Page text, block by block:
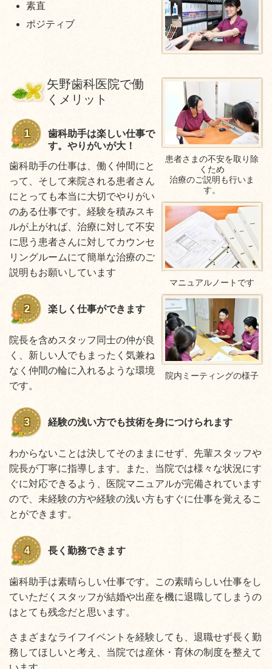
素直
ポジティブ
患者さまの不安を取り除
くため
治療のご説明も行いま
す。
マニュアルノートです
院内ミーティングの様子
矢野歯科医院で働
くメリット
1
歯科助手は楽しい仕事で
す。やりがいが大！
歯科助手の仕事は、働く仲間にと
って、そして来院される患者さん
にとっても本当に大切でやりがい
のある仕事です。経験を積みスキ
ルが上がれば、治療に対して不安
に思う患者さんに対してカウンセ
リングルームにて簡単な治療のご
説明もお願いしています
2 楽しく仕事ができます
院長を含めスタッフ同士の仲が良
く、新しい人でもまったく気兼ね
なく仲間の輪に入れるような環境
です。
3 経験の浅い方でも技術を身につけられます
わからないことは決してそのままにせず、先輩スタッフや
院長が丁寧に指導します。また、当院では様々な状況にす
ぐに対応できるよう、医院マニュアルが完備されています
ので、未経験の方や経験の浅い方もすぐに仕事を覚えるこ
とができます。
4 長く勤務できます
歯科助手は素晴らしい仕事です。この素晴らしい仕事をし
ていただくスタッフが結婚や出産を機に退職してしまうの
はとても残念だと思います。
さまざまなライフイベントを経験しても、退職せず長く勤
務してほしいと考え、当院では産休・育休の制度を整えて